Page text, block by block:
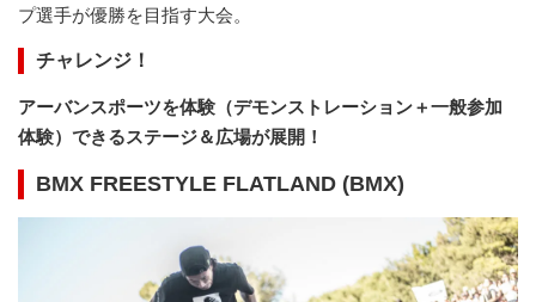
プ選手が優勝を目指す大会。
チャレンジ！
アーバンスポーツを体験（デモンストレーション＋一般参加
体験）できるステージ＆広場が展開！
BMX FREESTYLE FLATLAND (BMX)